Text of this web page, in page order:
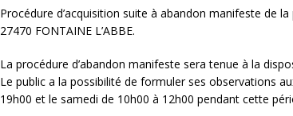
Procédure d’acquisition suite à abandon manifeste de
27470 FONTAINE L’ABBE.
La procédure d’abandon manifeste sera tenue à la
Le public a la possibilité de formuler ses observations
19h00 et le samedi de 10h00 à 12h00 pendant cette